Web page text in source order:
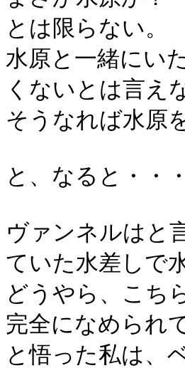
とは限らない。
水原と一緒にい
くないとは言え
そうなれば水原
と、なると・・
ヴァンネルはと
ていた水差しで
どうやら、こち
完全になめられ
と悟った私は、